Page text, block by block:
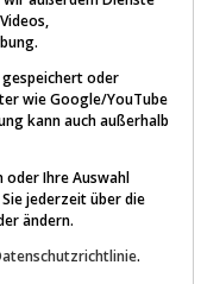
für
oder
wie Google/YouTube
kann auch außerhalb
oder Ihre Auswahl
jederzeit über die
ändern.
.